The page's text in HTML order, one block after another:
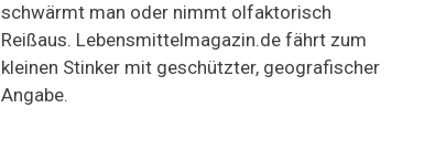
Handkäs
schwärmt man oder nimmt olfaktorisch
Reißaus. Lebensmittelmagazin.de fährt zum
kleinen Stinker mit geschützter, geografischer
Angabe.